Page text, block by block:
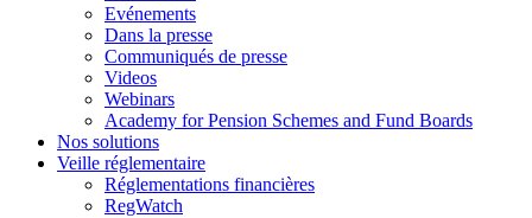
Evénements
Dans la presse
Communiqués de presse
Videos
Webinars
Academy for Pension Schemes and Fund Boards
Nos solutions
Veille réglementaire
Réglementations financières
RegWatch